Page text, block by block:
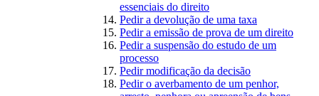
essenciais do direito
Pedir a devolução de uma taxa
Pedir a emissão de prova de um direito
Pedir a suspensão do estudo de um
processo
Pedir modificação da decisão
Pedir o averbamento de um penhor,